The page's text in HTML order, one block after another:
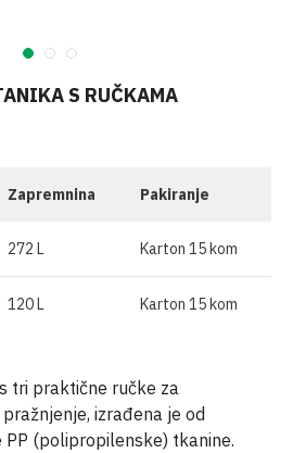
S RUČKAMA
Zapremnina Pakiranje
272 L Karton 15 kom
120 L Karton 15 kom
tri praktične ručke za
izrađena je od
(polipropilenske) tkanine.